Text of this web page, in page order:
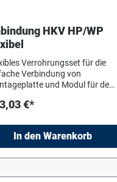
HKV HP/WP
Verrohrungsset für die
Verbindung von
und Modul für den
aus 2
€*
In den Warenkorb